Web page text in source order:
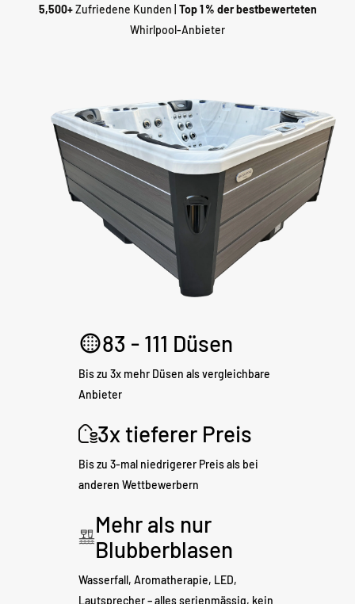
5,500+Zufriedene Kunden | Top 1 % der bestbewerteten
Whirlpool-Anbieter
83 - 111 Düsen
Bis zu 3x mehr Düsen als vergleichbare
Anbieter
3x tieferer Preis
Bis zu 3-mal niedrigerer Preis als bei
anderen Wettbewerbern
Mehr als nur
Blubberblasen
Wasserfall, Aromatherapie, LED,
Lautsprecher – alles serienmässig, kein